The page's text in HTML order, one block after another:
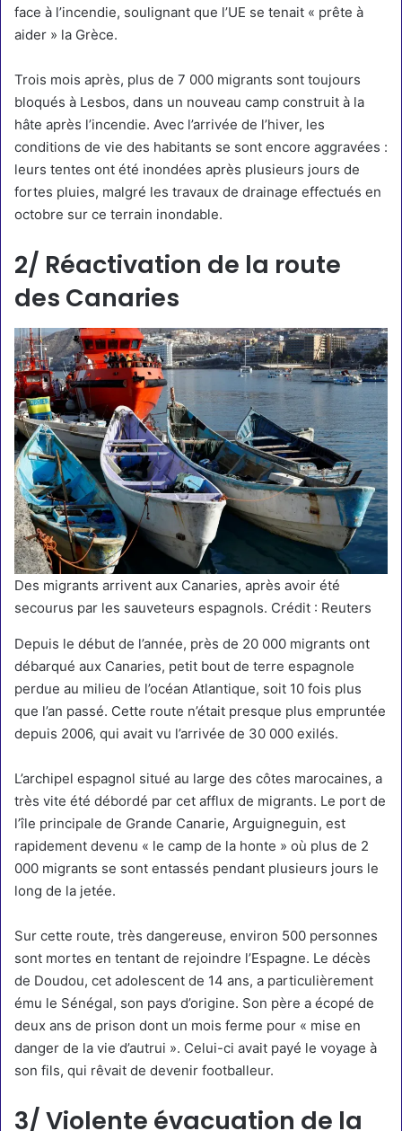
face à l’incendie, soulignant que l’UE se tenait « prête à
aider » la Grèce.
Trois mois après, plus de 7 000 migrants sont toujours
bloqués à Lesbos, dans un nouveau camp construit à la
hâte après l’incendie. Avec l’arrivée de l’hiver, les
conditions de vie des habitants se sont encore aggravées :
leurs tentes ont été inondées après plusieurs jours de
fortes pluies, malgré les travaux de drainage effectués en
octobre sur ce terrain inondable.
2/ Réactivation de la route
des Canaries
Des migrants arrivent aux Canaries, après avoir été
secourus par les sauveteurs espagnols. Crédit : Reuters
Depuis le début de l’année, près de 20 000 migrants ont
débarqué aux Canaries, petit bout de terre espagnole
perdue au milieu de l’océan Atlantique, soit 10 fois plus
que l’an passé. Cette route n’était presque plus empruntée
depuis 2006, qui avait vu l’arrivée de 30 000 exilés.
L’archipel espagnol situé au large des côtes marocaines, a
très vite été débordé par cet afflux de migrants. Le port de
l’île principale de Grande Canarie, Arguigneguin, est
rapidement devenu « le camp de la honte » où plus de 2
000 migrants se sont entassés pendant plusieurs jours le
long de la jetée.
Sur cette route, très dangereuse, environ 500 personnes
sont mortes en tentant de rejoindre l’Espagne. Le décès
de Doudou, cet adolescent de 14 ans, a particulièrement
ému le Sénégal, son pays d’origine. Son père a écopé de
deux ans de prison dont un mois ferme pour « mise en
danger de la vie d’autrui ». Celui-ci avait payé le voyage à
son fils, qui rêvait de devenir footballeur.
3/ Violente évacuation de la